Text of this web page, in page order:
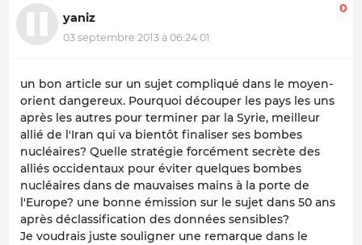
yaniz
03 septembre 2013 à 06:24:01
0
un bon article sur un sujet compliqué dans le moyen-
orient dangereux. Pourquoi découper les pays les uns
après les autres pour terminer par la Syrie, meilleur
allié de l'Iran qui va bientôt finaliser ses bombes
nucléaires? Quelle stratégie forcément secrète des
alliés occidentaux pour éviter quelques bombes
nucléaires dans de mauvaises mains à la porte de
l'Europe? une bonne émission sur le sujet dans 50 ans
après déclassification des données sensibles?
Je voudrais juste souligner une remarque dans le